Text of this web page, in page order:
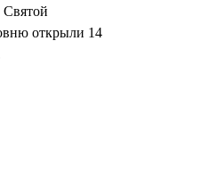
Святой
открыли 14